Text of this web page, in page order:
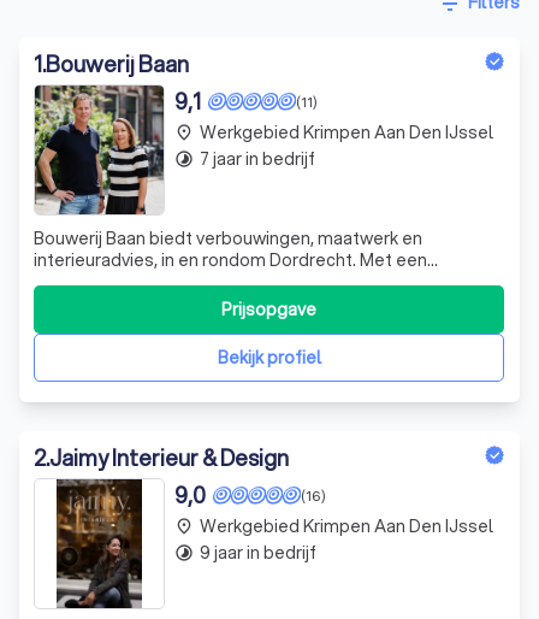
1.Bouwerij Baan
(11)
9,1
Bouwerij Baan biedt verbouwingen, maatwerk en
interieuradvies, in en rondom Dordrecht. Met een
persoonlijke aanpak ontzorgen wij je van A tot Z bij je
Bekijk profiel
Prijsopgave
place Werkgebied Krimpen Aan Den IJssel
timelapse 7 jaar in bedrijf
2.Jaimy Interieur & Design
(16)
9,0
place Werkgebied Krimpen Aan Den IJssel
timelapse 9 jaar in bedrijf